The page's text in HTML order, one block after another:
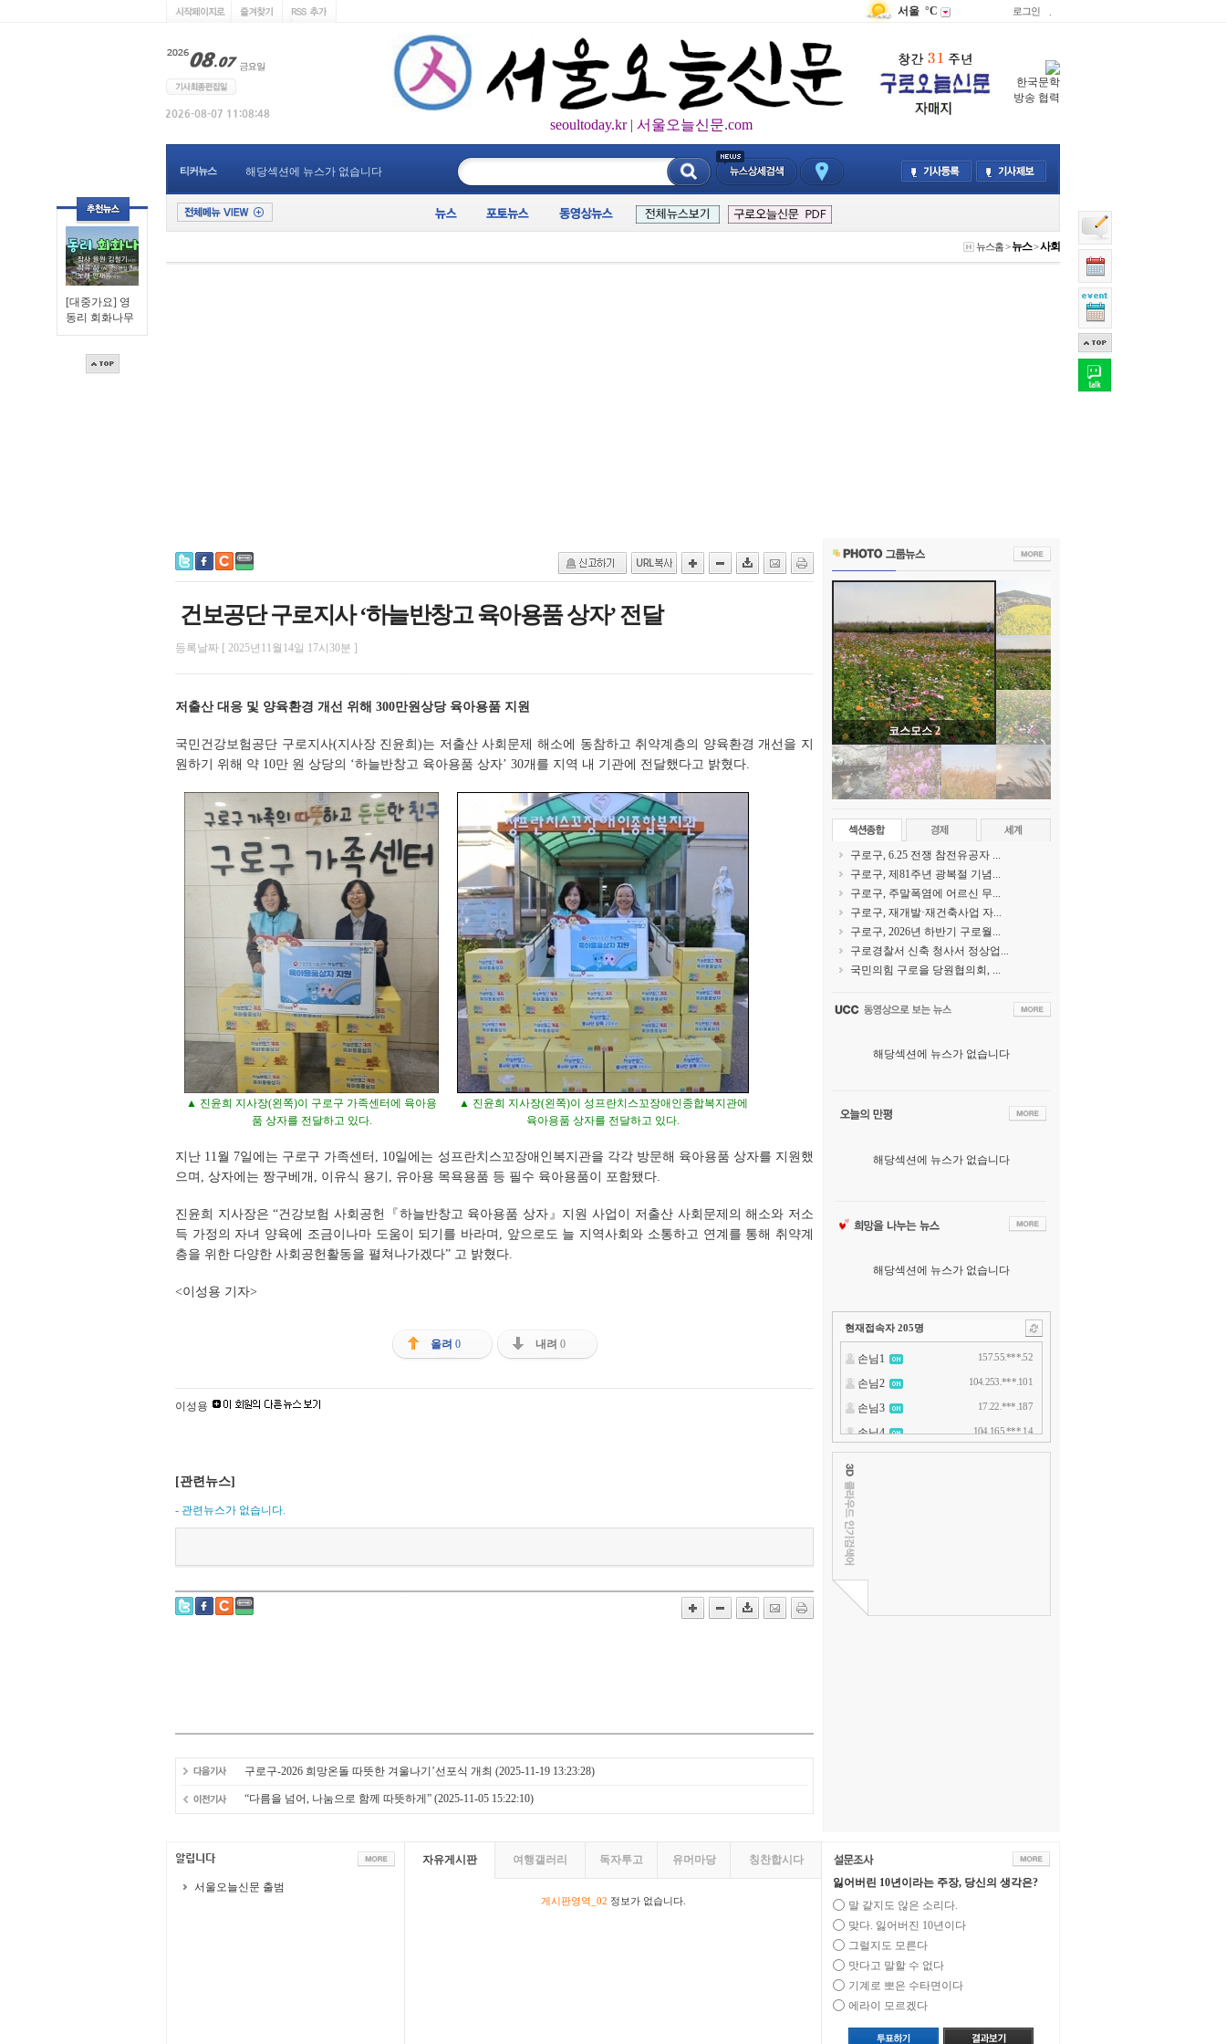
[대중가요] 영
동리 회화나무
서울 °C 로그인
seoultoday.kr | 서울오늘신문.com
한국문학
방송 협력
티커뉴스 해당섹션에 뉴스가 없습니다
뉴스홈>뉴스>사회
건보공단 구로지사 ‘하늘반창고 육아용품 상자’ 전달
등록날짜 [ 2025년11월14일 17시30분 ]
저출산 대응 및 양육환경 개선 위해 300만원상당 육아용품 지원
국민건강보험공단 구로지사(지사장 진윤희)는 저출산 사회문제 해소에 동참하고 취약계층의 양육환경 개선을 지
원하기 위해 약 10만 원 상당의 ‘하늘반창고 육아용품 상자’ 30개를 지역 내 기관에 전달했다고 밝혔다.
▲ 진윤희 지사장(왼쪽)이 성프란치스꼬장애인종합복지관에
육아용품 상자를 전달하고 있다.
▲ 진윤희 지사장(왼쪽)이 구로구 가족센터에 육아용
품 상자를 전달하고 있다.
지난 11월 7일에는 구로구 가족센터, 10일에는 성프란치스꼬장애인복지관을 각각 방문해 육아용품 상자를 지원했
으며, 상자에는 짱구베개, 이유식 용기, 유아용 목욕용품 등 필수 육아용품이 포함됐다.
진윤희 지사장은 “건강보험 사회공헌『하늘반창고 육아용품 상자』지원 사업이 저출산 사회문제의 해소와 저소
득 가정의 자녀 양육에 조금이나마 도움이 되기를 바라며, 앞으로도 늘 지역사회와 소통하고 연계를 통해 취약계
층을 위한 다양한 사회공헌활동을 펼쳐나가겠다” 고 밝혔다.
<이성용 기자>
올려 0 내려 0
이성용
[관련뉴스]
- 관련뉴스가 없습니다.
구로구-2026 희망온돌 따뜻한 겨울나기’선포식 개최 (2025-11-19 13:23:28)
“다름을 넘어, 나눔으로 함께 따뜻하게” (2025-11-05 15:22:10)
코스모스 2
구로구, 6.25 전쟁 참전유공자 ...
구로구, 제81주년 광복절 기념...
구로구, 주말폭염에 어르신 무...
구로구, 재개발·재건축사업 자...
구로구, 2026년 하반기 구로월...
구로경찰서 신축 청사서 정상업...
국민의힘 구로을 당원협의회, ...
해당섹션에 뉴스가 없습니다
해당섹션에 뉴스가 없습니다
해당섹션에 뉴스가 없습니다
현재접속자 205명
서울오늘신문 출범
자유게시판 여행갤러리 독자투고 유머마당 칭찬합시다
게시판영역_02 정보가 없습니다.
잃어버린 10년이라는 주장, 당신의 생각은?
말 같지도 않은 소리다.
맞다. 잃어버진 10년이다
그럴지도 모른다
맛다고 말할 수 없다
기계로 뽀은 수타면이다
에라이 모르겠다